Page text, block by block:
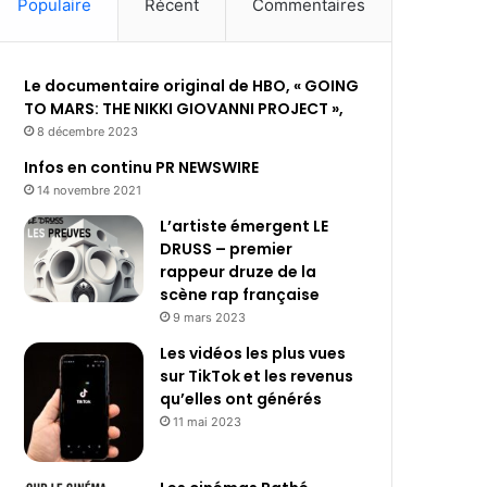
Populaire Récent Commentaires
Le documentaire original de HBO, « GOING
TO MARS: THE NIKKI GIOVANNI PROJECT »,
8 décembre 2023
Infos en continu PR NEWSWIRE
14 novembre 2021
L’artiste émergent LE
DRUSS – premier
rappeur druze de la
scène rap française
9 mars 2023
Les vidéos les plus vues
sur TikTok et les revenus
qu’elles ont générés
11 mai 2023